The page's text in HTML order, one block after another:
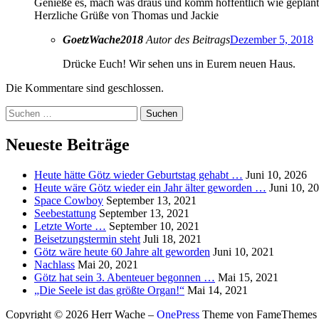
Genieße es, mach was draus und komm hoffentlich wie
Herzliche Grüße von Thomas und Jackie
GoetzWache2018 Autor des BeitragsDezember 5, 2018
Drücke Euch! Wir sehen uns in Eurem neuen Haus.
Die Kommentare sind geschlossen.
Suchen
nach:
Neueste Beiträge
Heute hätte Götz wieder Geburtstag gehabt … Juni 10, 2026
Heute wäre Götz wieder ein Jahr älter geworden … Juni 10,
Space Cowboy September 13, 2021
Seebestattung September 13, 2021
Letzte Worte … September 10, 2021
Beisetzungstermin steht Juli 18, 2021
Götz wäre heute 60 Jahre alt geworden Juni 10, 2021
Nachlass Mai 20, 2021
Götz hat sein 3. Abenteuer begonnen … Mai 15, 2021
„Die Seele ist das größte Organ!“ Mai 14, 2021
Copyright © 2026 Herr Wache – OnePress Theme von FameThemes